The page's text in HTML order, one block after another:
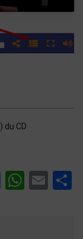
du CD
Twitter